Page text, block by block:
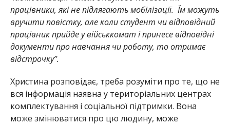
працівники, які не підлягають мобілізації. Їм можуть
вручити повістку, але коли студент чи відповідний
працівник прийде у військкомат і принесе відповідні
документи про навчання чи роботу, то отримає
відстрочку”.
Христина розповідає, треба розуміти про те, що не
вся інформація наявна у територіальних центрах
комплектування і соціальної підтримки. Вона
може змінюватися про цю людину, може